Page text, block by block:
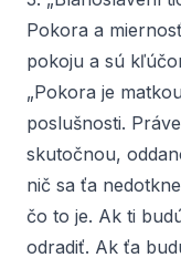
Pokora a
pokoju a sú
„Pokora je
poslušnosti.
skutočnou,
nič sa ťa
čo to je. Ak ti
odradiť. Ak ťa